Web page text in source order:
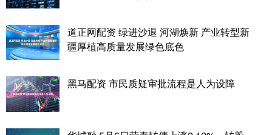
道正网配资 绿进沙退 河湖焕新 产业转型新
疆厚植高质量发展绿色底色
黑马配资 市民质疑审批流程是人为设障